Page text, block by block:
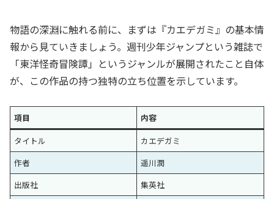
物語の深淵に触れる前に、まずは『カエデガミ』の基本情
報から見ていきましょう。週刊少年ジャンプという雑誌で
「東洋怪奇冒険譚」というジャンルが展開されたこと自体
が、この作品の持つ独特の立ち位置を示しています。
項目
内容
タイトル
カエデガミ
作者
遥川潤
出版社
集英社